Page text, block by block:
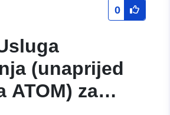
0
(unaprijed
ATOM) za